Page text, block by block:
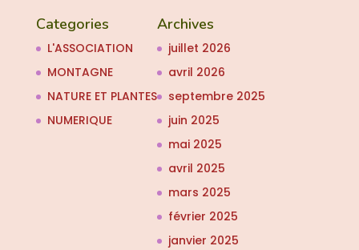
Categories
L'ASSOCIATION
MONTAGNE
NATURE ET PLANTES
NUMERIQUE
Archives
juillet 2026
avril 2026
septembre 2025
juin 2025
mai 2025
avril 2025
mars 2025
février 2025
janvier 2025